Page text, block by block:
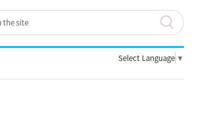
Select Language ▼